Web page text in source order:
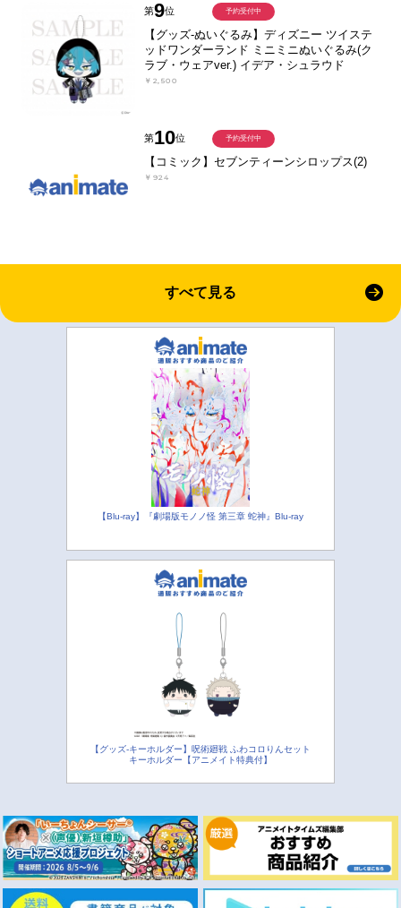
第9位
【グッズ-ぬいぐるみ】ディズニー ツイステ
ッドワンダーランド ミニミニぬいぐるみ(ク
ラブ・ウェアver.) イデア・シュラウド
￥2,500
予約受付中
第10位
【コミック】セブンティーンシロップス(2)
￥924
予約受付中
すべて見る
【Blu-ray】『劇場版モノノ怪 第三章 蛇神』Blu-ray
【グッズ-キーホルダー】呪術廻戦 ふわコロりんセット
キーホルダー【アニメイト特典付】